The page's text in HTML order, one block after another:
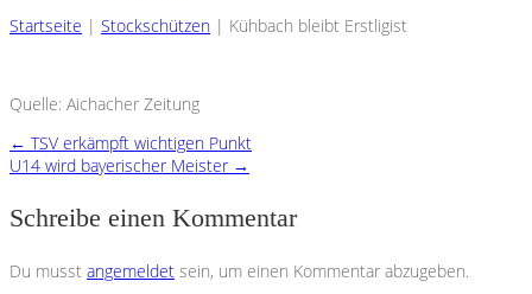
Startseite | Stockschützen | Kühbach bleibt Erstligist
Quelle: Aichacher Zeitung
← TSV erkämpft wichtigen Punkt
U14 wird bayerischer Meister →
Schreibe einen Kommentar
Du musst angemeldet sein, um einen Kommentar abzugeben.